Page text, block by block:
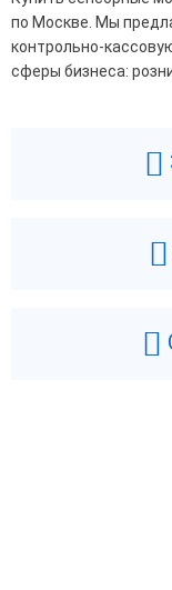
по Москве. Мы
контрольно-
сферы бизнеса: